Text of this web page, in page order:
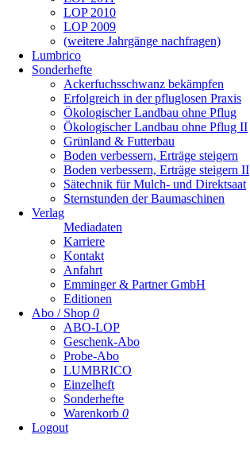
LOP 2010
LOP 2009
(weitere Jahrgänge nachfragen)
Lumbrico
Sonderhefte
Ackerfuchsschwanz bekämpfen
Erfolgreich in der pfluglosen Praxis
Ökologischer Landbau ohne Pflug
Ökologischer Landbau ohne Pflug II
Grünland & Futterbau
Boden verbessern, Erträge steigern
Boden verbessern, Erträge steigern II
Sätechnik für Mulch- und Direktsaat
Sternstunden der Baumaschinen
Verlag
Mediadaten
Karriere
Kontakt
Anfahrt
Emminger & Partner GmbH
Editionen
Abo / Shop 0
ABO-LOP
Geschenk-Abo
Probe-Abo
LUMBRICO
Einzelheft
Sonderhefte
Warenkorb 0
Logout